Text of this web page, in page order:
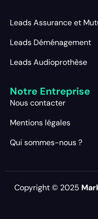
Leads Assurance et
Leads Déménagement
Leads Audioprothèse
Notre Entreprise
Nous contacter
Mentions légales
Qui sommes-nous ?
Copyright © 2025